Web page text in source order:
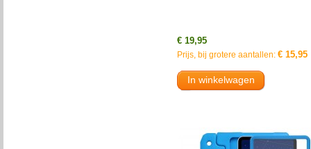
€ 19,95
Prijs, bij grotere aantallen: € 15,95
In winkelwagen